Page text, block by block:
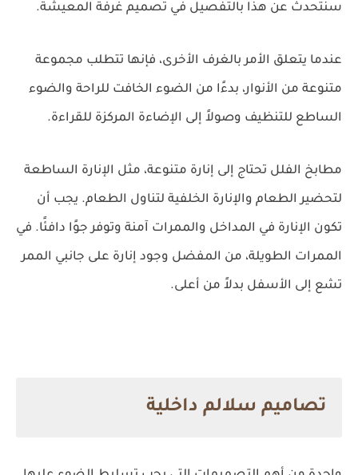
سنتحدث عن هذا بالتفصيل في تصميم غرفة المعيشة.
عندما يتعلق الأمر بالغرف الأخرى، فإنها تتطلب مجموعة
متنوعة من الأنوار، بدءًا من الضوء الخافت للراحة والضوء
الساطع للتنظيف وصولاً إلى الإضاءة المركزة للقراءة.
مطابخ الفلل تحتاج إلى إنارة متنوعة، مثل الإنارة الساطعة
لتحضير الطعام والإنارة الخلفية لتناول الطعام. يجب أن
تكون الإنارة في المداخل والممرات آمنة وتوفر جوًا دافئًا. في
الممرات الطويلة، من المفضل وجود إنارة على جانبي الممر
تشع إلى الأسفل بدلاً من أعلى.
تصاميم سلالم داخلية